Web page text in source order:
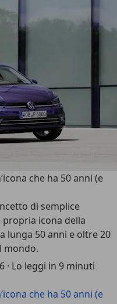
che ha 50 anni (e
di semplice
icona della
lunga 50 anni e oltre 20
mondo.
· Lo leggi in 9 minuti
che ha 50 anni (e